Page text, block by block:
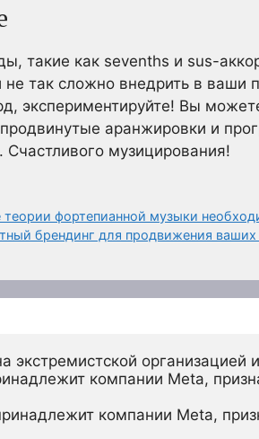
такие как sevenths и sus-
так сложно внедрить в ваши
экспериментируйте! Вы
аранжировки и
музицирования!
теории фортепианной музыки
брендинг для продвижения
экстремистской
компании Meta,
компании Meta,